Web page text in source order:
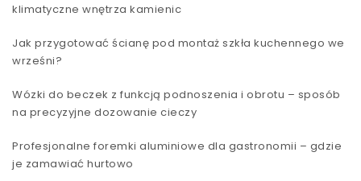
klimatyczne wnętrza kamienic
Jak przygotować ścianę pod montaż szkła kuchennego we
wrześni?
Wózki do beczek z funkcją podnoszenia i obrotu – sposób
na precyzyjne dozowanie cieczy
Profesjonalne foremki aluminiowe dla gastronomii – gdzie
je zamawiać hurtowo